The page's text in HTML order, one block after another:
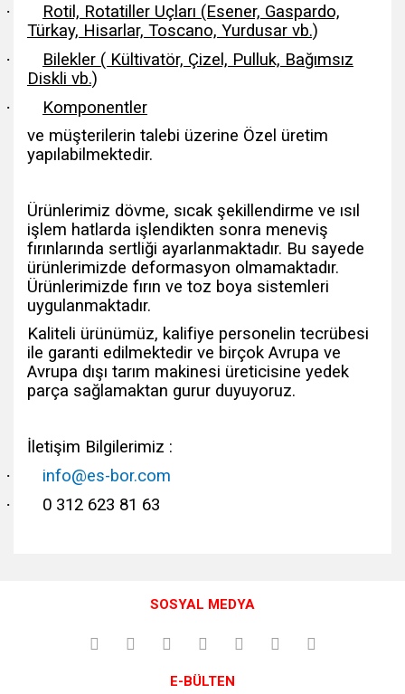
·
Rotil, Rotatiller Uçları (Esener, Gaspardo,
Türkay, Hisarlar, Toscano, Yurdusar vb.)
·
Bilekler ( Kültivatör, Çizel, Pulluk, Bağımsız
Diskli vb.)
·
Komponentler
ve müşterilerin talebi üzerine Özel üretim
yapılabilmektedir.
Ürünlerimiz dövme, sıcak şekillendirme ve ısıl
işlem hatlarda işlendikten sonra meneviş
fırınlarında sertliği ayarlanmaktadır. Bu sayede
ürünlerimizde deformasyon olmamaktadır.
Ürünlerimizde fırın ve toz boya sistemleri
uygulanmaktadır.
Kaliteli ürünümüz, kalifiye personelin tecrübesi
ile garanti edilmektedir ve birçok Avrupa ve
Avrupa dışı tarım makinesi üreticisine yedek
parça sağlamaktan gurur duyuyoruz.
İletişim Bilgilerimiz :
· info@es-bor.com
· 0 312 623 81 63
Yorum Yaz
Görüş ve önerileriniz için teşekkür ederiz.
Ürün açıklamasında eksik bilgiler bulunuyor.
SOSYAL MEDYA
E-BÜLTEN